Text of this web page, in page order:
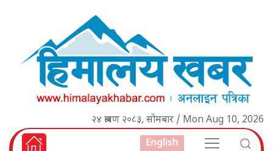
२४ श्रावण २०८३, सोमबार / Mon Aug 10, 2026
English